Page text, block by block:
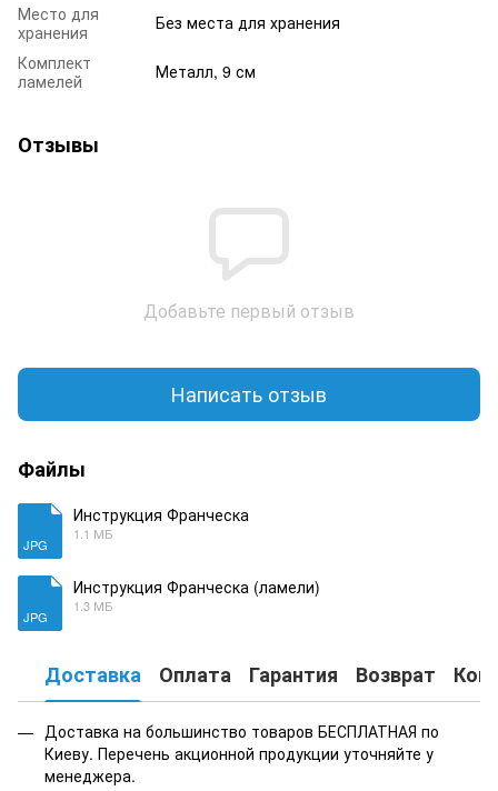
Место для
хранения
Без места для хранения
Комплект
ламелей
Металл, 9 см
Отзывы
Добавьте первый отзыв
Написать отзыв
Файлы
JPG
Инструкция Франческа
1.1 МБ
JPG
Инструкция Франческа (ламели)
1.3 МБ
Доставка Оплата Гарантия Возврат
Доставка на большинство товаров БЕСПЛАТНАЯ по
Киеву. Перечень акционной продукции уточняйте у
менеджера.